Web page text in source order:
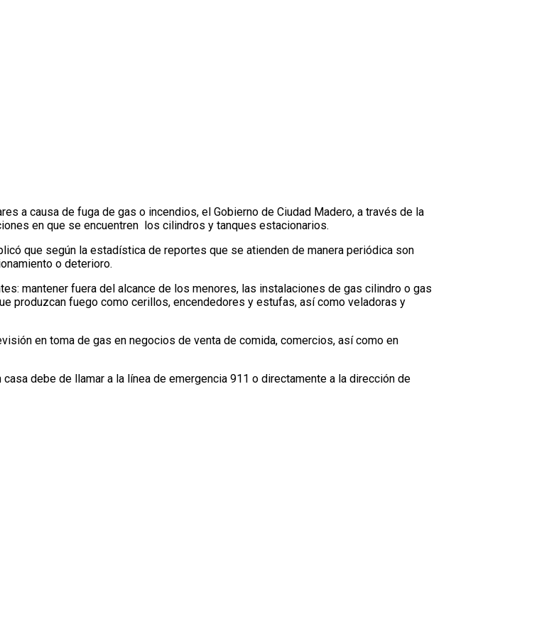
a causa de fuga de gas o incendios, el Gobierno de Ciudad Madero, a través de la
en que se encuentren los cilindros y tanques estacionarios.
que según la estadística de reportes que se atienden de manera periódica son
o deterioro.
mantener fuera del alcance de los menores, las instalaciones de gas cilindro o gas
produzcan fuego como cerillos, encendedores y estufas, así como veladoras y
en toma de gas en negocios de venta de comida, comercios, así como en
debe de llamar a la línea de emergencia 911 o directamente a la dirección de